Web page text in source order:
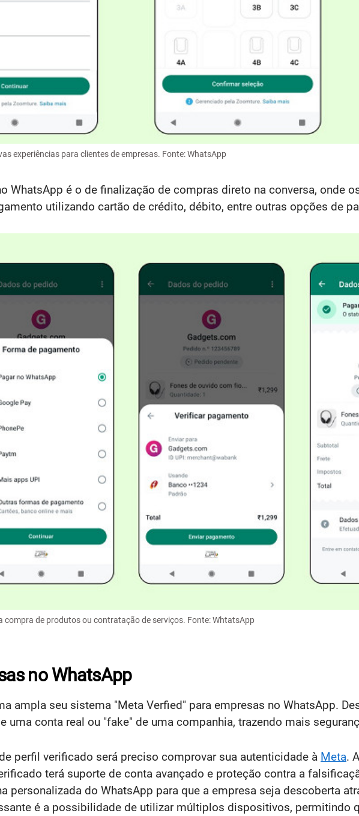
experiências para clientes de empresas. Fonte: WhatsApp
WhatsApp é o de finalização de compras direto na conversa, onde
utilizando cartão de crédito, débito, entre outras opções de
de produtos ou contratação de serviços. Fonte: WhtatsApp
no WhatsApp
ampla seu sistema "Meta Verfied" para empresas no WhatsApp.
conta real ou "fake" de uma companhia, trazendo mais
perfil verificado será preciso comprovar sua autenticidade à Meta.
terá suporte de conta avançado e proteção contra a
personalizada do WhatsApp para que a empresa seja descoberta
é a possibilidade de utilizar múltiplos dispositivos, permitindo